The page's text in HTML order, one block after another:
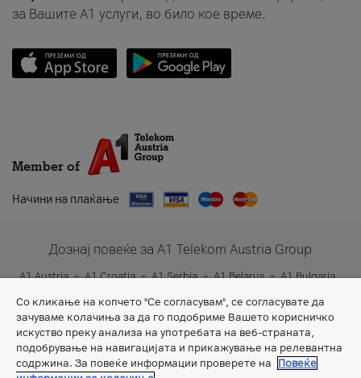
за Вашите A1 услуги, во било кое време.
Member of
Начини на плаќање
Дознај повеќе за A1 Telekom Austria Group
A1 Austria A1 Croatia A1 Serbia A1 Belarus
A1 Bulgaria
Со кликање на копчето "Се согласувам", се согласувате да
зачуваме колачиња за да го подобриме Вашето корисничко
искуство преку анализа на употребата на веб-страната,
подобрување на навигацијата и прикажување на релевантна
содржина. За повеќе информации проверете на
Повеќе